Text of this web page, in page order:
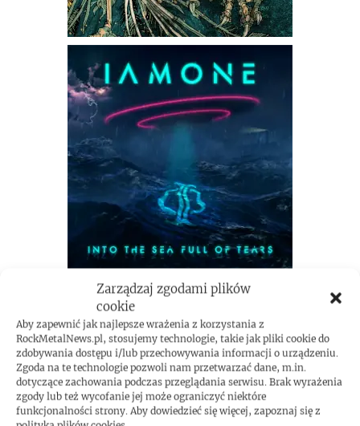
Zarządzaj zgodami plików
cookie
Aby zapewnić jak najlepsze wrażenia z korzystania z
RockMetalNews.pl, stosujemy technologie, takie jak pliki cookie do
zdobywania dostępu i/lub przechowywania informacji o urządzeniu.
Zgoda na te technologie pozwoli nam przetwarzać dane, m.in.
dotyczące zachowania podczas przeglądania serwisu. Brak wyrażenia
zgody lub też wycofanie jej może ograniczyć niektóre
funkcjonalności strony. Aby dowiedzieć się więcej, zapoznaj się z